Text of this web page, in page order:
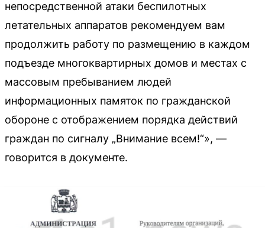
непосредственной атаки беспилотных
летательных аппаратов рекомендуем вам
продолжить работу по размещению в каждом
подъезде многоквартирных домов и местах с
массовым пребыванием людей
информационных памяток по гражданской
обороне с отображением порядка действий
граждан по сигналу „Внимание всем!“», —
говорится в документе.